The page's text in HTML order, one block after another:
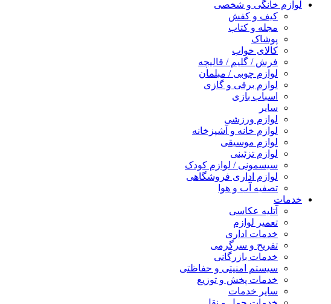
لوازم خانگی و شخصی
کیف و کفش
مجله و کتاب
پوشاک
کالای خواب
فرش / گلیم / قالیچه
لوازم چوبی / مبلمان
لوازم برقی و گازی
اسباب بازی
سایر
لوازم ورزشی
لوازم خانه و آشپزخانه
لوازم موسیقی
لوازم تزئینی
سیسمونی / لوازم کودک
لوازم اداری فروشگاهی
تصفیه آب و هوا
خدمات
آتلیه عکاسی
تعمیر لوازم
خدمات اداری
تفریح و سرگرمی
خدمات بازرگانی
سیستم امنیتی و حفاظتی
خدمات پخش و توزیع
سایر خدمات